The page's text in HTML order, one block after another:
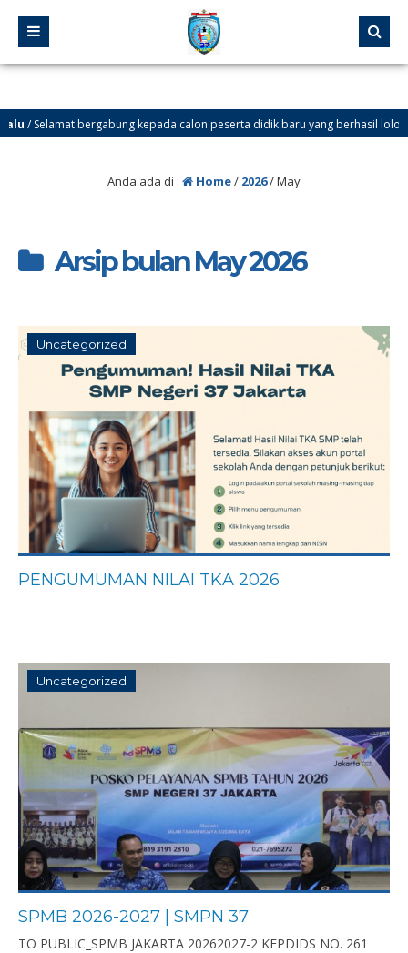
Selamat bergabung kepada calon peserta didik baru yang berhasil lolos
Anda ada di : Home/ 2026/May
Arsip bulan May 2026
Uncategorized
PENGUMUMAN NILAI TKA 2026
Uncategorized
SPMB 2026-2027 | SMPN 37
TO PUBLIC_SPMB JAKARTA 20262027-2 KEPDIDS NO. 261